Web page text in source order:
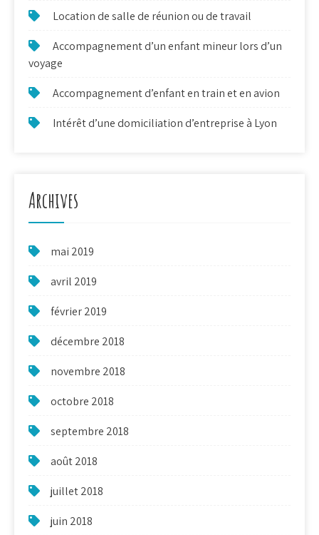
Location de salle de réunion ou de travail
Accompagnement d’un enfant mineur lors d’un
voyage
Accompagnement d’enfant en train et en avion
Intérêt d’une domiciliation d’entreprise à Lyon
Archives
mai 2019
avril 2019
février 2019
décembre 2018
novembre 2018
octobre 2018
septembre 2018
août 2018
juillet 2018
juin 2018